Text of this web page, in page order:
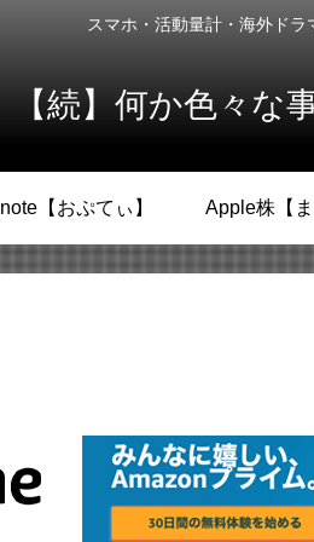
スマホ・活動量計・海外ド
【続】何か色々
note【おぷてぃ】 Apple株【ま